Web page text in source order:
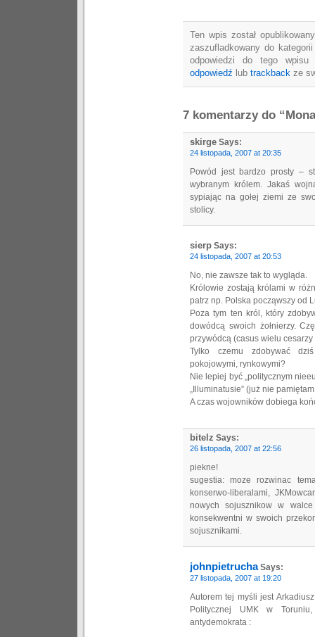
Ten wpis został
zaszufladkowany do
odpowiedzi do tego wpisu
odpowiedź lub trackback ze
7 komentarzy do
skirge Says:
24 listopada, 2007 at 20:35
Powód jest bardzo prosty –
wybranym królem. Jakaś
sypiając na gołej ziemi ze
stolicy.
sierp Says:
24 listopada, 2007 at 20:53
No, nie zawsze tak to wygląda.
Królowie zostają królami w
patrz np. Polska począwszy od
Poza tym ten król, który
dowódcą swoich żołnierzy.
przywódcą (casus wielu cesarzy
Tylko czemu zdobywać
pokojowymi, rynkowymi?
Nie lepiej być „politycznym
„Illuminatusie” (już nie
A czas wojowników dobiega
bitelz Says:
26 listopada, 2007 at 22:56
piekne!
sugestia: moze rozwinac
konserwo-liberalami,
nowych sojusznikow w
konsekwentni w swoich
sojusznikami.
johnpietruchaSays:
27 listopada, 2007 at 19:20
Autorem tej myśli jest
Politycznej UMK w
antydemokrata :